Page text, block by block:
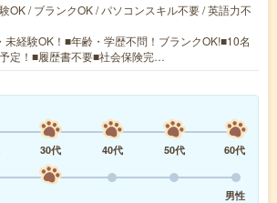
OK / ブランクOK / パソコンスキル不要 / 英語力不
未経験OK！■年齢・学歴不問！ブランクOK!■10名
定！■履歴書不要■社会保険完…
30代 40代 50代
60代
男性